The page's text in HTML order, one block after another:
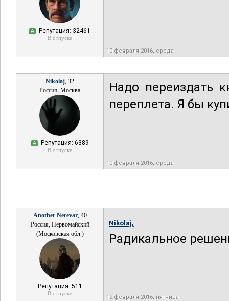
А Репутация: 32461
В отпуске
10 февраля 2016, среда
Nikolaj, 32
Россия, Москва
А Репутация: 6389
В отпуске
Надо переиздать
переплета. Я бы
10 февраля 2016, среда
Another Nerevar, 40
Россия, Первомайский
(Московская обл.)
Репутация: 511
В отпуске
Nikolaj,
Радикальное
12 февраля 2016, пятница